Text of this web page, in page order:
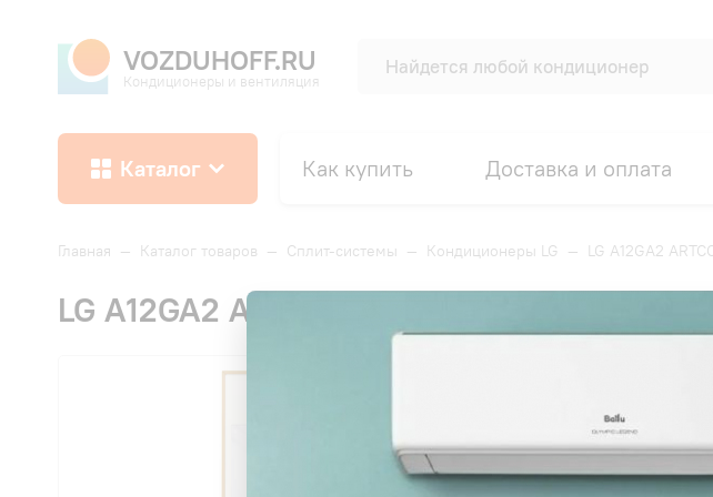
VOZDUHOFF.RU
Кондиционеры и вентиляция
Каталог Как купить Доставка и оплата
Главная — Каталог товаров — Сплит-системы — Кондиционеры LG — LG A12GA2
LG A12GA2 ARTCOOL Gallery LSD Inverter